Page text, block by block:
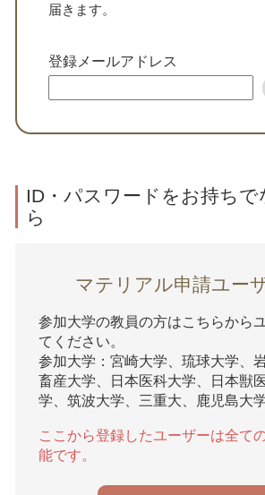
届きます。
登録メールアドレス
ID・パスワードをお持ちで
ら
マテリアル申請ユー
参加大学の教員の方はこちらから
てください。
参加大学：宮崎大学、琉球大学、
畜産大学、日本医科大学、日本獣
学、筑波大学、三重大、鹿児島大
ここから登録したユーザーは全て
能です。